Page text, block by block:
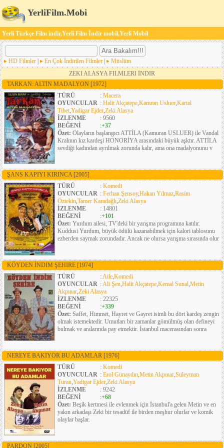
YerliFilm.Mobi
Yerli Türkçe Film indir,Yerli Film İndir mobil,Yerli Mobil
HD Filmler En Çok İndirilen Filmler
Müslüm
ZEKI ALASYA FILMLERI İNDIR
TARKAN: ALTIN MADALYON [1972]
TÜRÜ
: Macera
OYUNCULAR : Halit Akçatepe,Kamran Usluer,Kartal
Tibet,Yadigar Ejder,Zeki Alasya
İZLENME
: 9560
BEĞENİ
:+37
Özet: Olayların başlangıcı ATTİLA (Kamuran USLUER) ile Vandal
Kralının kız kardeşi HONORİYA arasındaki büyük aşktır. ATTİLA
sevdiği kadından ayrılmak zorunda kalır, ama ona madalyonunu v
ŞANS KAPIYI KIRINCA [2005]
TÜRÜ
: Komedi
OYUNCULAR : Ferhan Şensoy,Hakan Yılmaz,Rasim
Öztekin,Tamer Karadağlı,Zeki Alasya
İZLENME
: 14801
BEĞENİ
:+101
Özet: Yurdum ailesi, TV'deki bir yarışma programına katılır.
Kuddusi Yurdum, büyük ödülü kazanabilmek için kalori tablosunu
ezberden saymak zorundadır. Ancak ne olursa yarışma sırasında olur
KÖYDEN İNDIM ŞEHIRE [1974]
TÜRÜ
:Aile,Komedi
OYUNCULAR :Ali Şen,Halit Akçatepe,Kemal Sunal,Metin
Akpınar,Zeki Alasya
İZLENME
: 22325
BEĞENİ
:+339
Özet: Saffet, Himmet, Hayret ve Gayret isimli bu dört kardeş zengin
olmak istemektedir. Umutları bir zamanlar gömülmüş olan defineyi
bulmak ve aralarında pay etmektir. İstanbul macerasından sonra
NEREYE BAKIYOR BU ADAMLAR [1976]
TÜRÜ
: Komedi
OYUNCULAR : Erol Günaydın,Metin Akpınar,Süleyman
Turan,Yadigar Ejder,Zeki Alasya
İZLENME
: 9242
BEĞENİ
:+68
Özet: Beşik kertmesi ile evlenmek için İstanbul'a gelen Metin ve en
yakın arkadaşı Zeki bir tesadüf ile birden meşhur olurlar ve komik
olaylar başlar.
PARDON [2005]